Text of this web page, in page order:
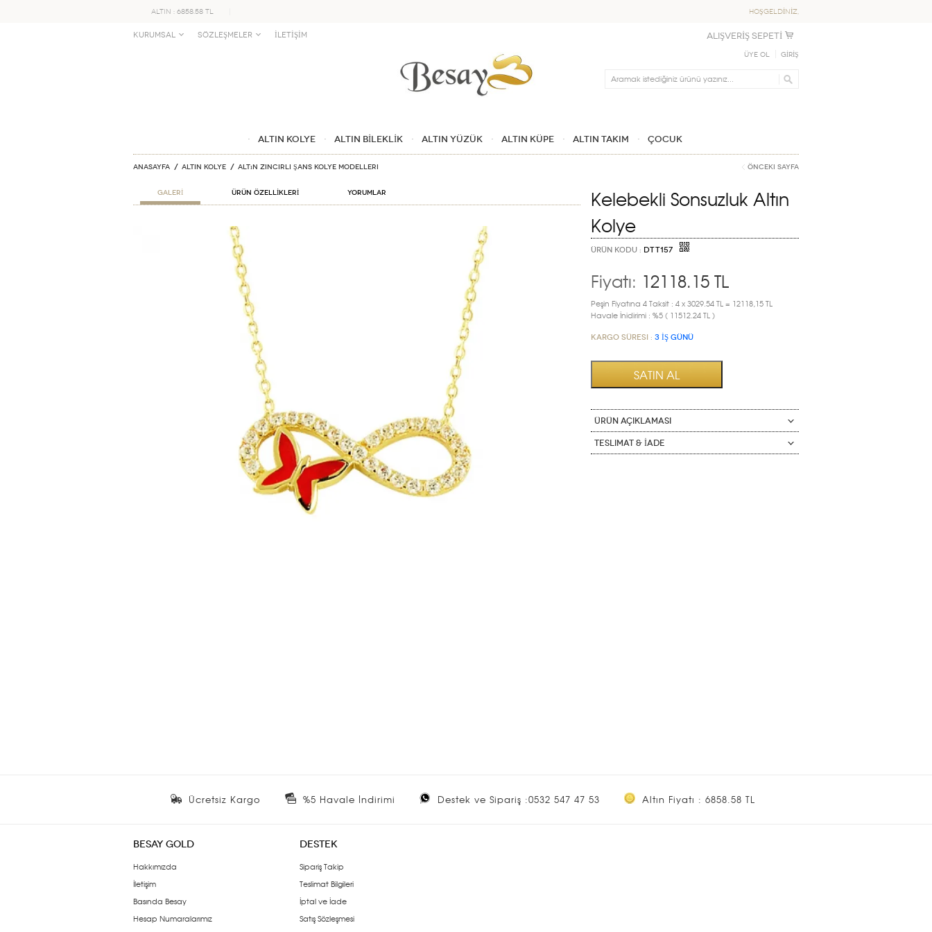
ALTIN : 6858.58 TL HOŞGELDİNİZ,
KURUMSAL SÖZLEŞMELER İLETİŞİM ALIŞVERİŞ SEPETİ
Üye Ol GİRİŞ
Ara
ALTIN KOLYE ALTIN BİLEKLİK ALTIN YÜZÜK ALTIN KÜPE ALTIN TAKIM ÇOCUK
Anasayfa ALTIN KOLYE Altın Zincirli Şans Kolye Modelleri Önceki Sayfa
GALERİ ÜRÜN ÖZELLİKLERİ Yorumlar
Kelebekli Sonsuzluk Altın
Kolye
ÜRÜN KODU : DTT157
Fiyatı: 12118.15 TL
Peşin Fiyatına 4 Taksit : 4 x 3029.54 TL = 12118,15 TL
Havale İnidirimi : %5 ( 11512.24 TL )
Kargo Süresi : 3 İŞ GÜNÜ
ÜRÜN AÇIKLAMASI
Teslimat & İade
Ücretsiz Kargo %5 Havale İndirimi Destek ve Sipariş :0532 547 47 53 Altın Fiyatı : 6858.58 TL
BESAY GOLD
Hakkımızda
İletişim
Basında Besay
Hesap Numaralarımız
DESTEK
Sipariş Takip
Teslimat Bilgileri
İptal ve İade
Satış Sözleşmesi